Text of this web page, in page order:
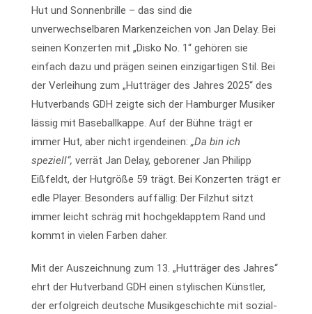
Hut und Sonnenbrille – das sind die
unverwechselbaren Markenzeichen von Jan Delay. Bei
seinen Konzerten mit „Disko No. 1“ gehören sie
einfach dazu und prägen seinen einzigartigen Stil. Bei
der Verleihung zum „Hutträger des Jahres 2025“ des
Hutverbands GDH zeigte sich der Hamburger Musiker
lässig mit Baseballkappe. Auf der Bühne trägt er
immer Hut, aber nicht irgendeinen: „Da bin ich
speziell“, verrät Jan Delay, geborener Jan Philipp
Eißfeldt, der Hutgröße 59 trägt. Bei Konzerten trägt er
edle Player. Besonders auffällig: Der Filzhut sitzt
immer leicht schräg mit hochgeklapptem Rand und
kommt in vielen Farben daher.
Mit der Auszeichnung zum 13. „Hutträger des Jahres“
ehrt der Hutverband GDH einen stylischen Künstler,
der erfolgreich deutsche Musikgeschichte mit sozial-